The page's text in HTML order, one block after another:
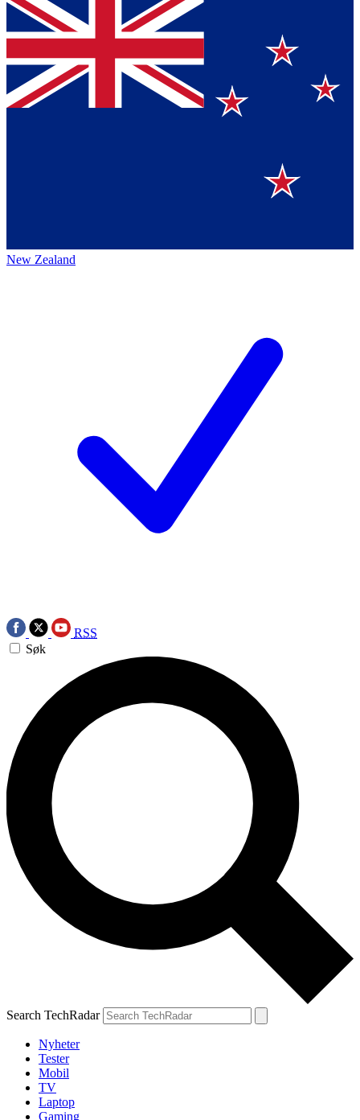
New Zealand
RSS
Søk
Search TechRadar
Nyheter
Tester
Mobil
TV
Laptop
Gaming